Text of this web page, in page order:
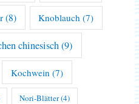
(8) Knoblauch (7)
chinesisch(9)
Kochwein (7)
Nori-Blätter(4)